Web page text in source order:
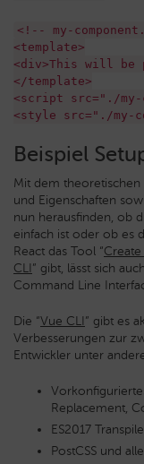
<!-- my-
<template>
<div>This will be
</template>
<script src="./my-
<style src="./my-
Beispiel
Mit dem theoretischen
und Eigenschaften
nun herausfinden, ob
einfach ist oder ob es
React das Tool “
CLI” gibt, lässt sich
Command Line
Die “Vue CLI” gibt es
Verbesserungen zur
Entwickler unter
Replacement,
ES2017
PostCSS und